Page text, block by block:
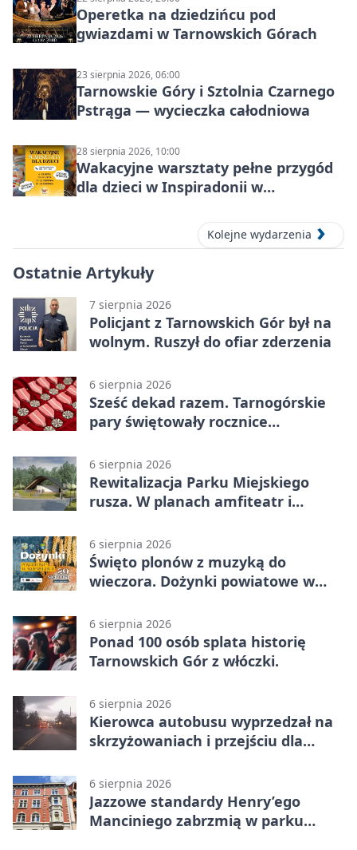
Operetka na dziedzińcu pod
gwiazdami w Tarnowskich Górach
23 sierpnia 2026, 06:00
Tarnowskie Góry i Sztolnia Czarnego
Pstrąga — wycieczka całodniowa
28 sierpnia 2026, 10:00
Wakacyjne warsztaty pełne przygód
dla dzieci w Inspiradonii w
Kolejne wydarzenia
Ostatnie Artykuły
7 sierpnia 2026
Policjant z Tarnowskich Gór był na
wolnym. Ruszył do ofiar zderzenia
6 sierpnia 2026
Sześć dekad razem. Tarnogórskie
pary świętowały rocznice
6 sierpnia 2026
Rewitalizacja Parku Miejskiego
rusza. W planach amfiteatr i
6 sierpnia 2026
Święto plonów z muzyką do
wieczora. Dożynki powiatowe w
6 sierpnia 2026
Ponad 100 osób splata historię
Tarnowskich Gór z włóczki.
6 sierpnia 2026
Kierowca autobusu wyprzedzał na
skrzyżowaniach i przejściu dla
6 sierpnia 2026
Jazzowe standardy Henry’ego
Manciniego zabrzmią w parku